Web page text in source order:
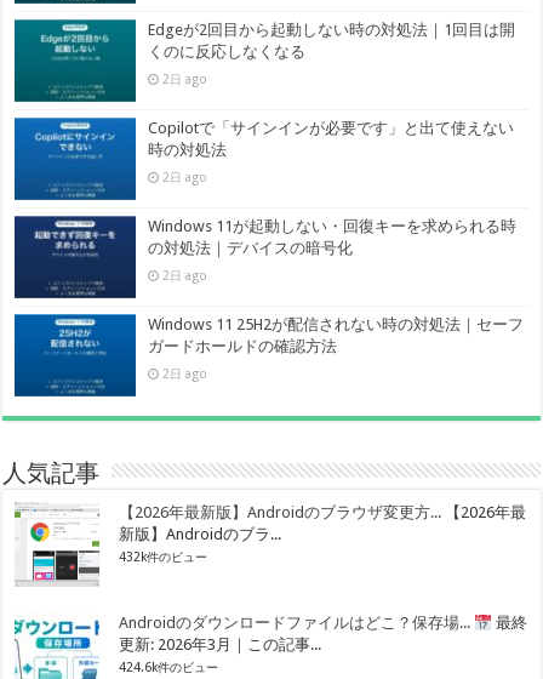
Edgeが2回目から起動しない時の対処法｜1回目は開
くのに反応しなくなる
2日 ago
Copilotで「サインインが必要です」と出て使えない
時の対処法
2日 ago
Windows 11が起動しない・回復キーを求められる時
の対処法｜デバイスの暗号化
2日 ago
Windows 11 25H2が配信されない時の対処法｜セーフ
ガードホールドの確認方法
2日 ago
人気記事
【2026年最新版】Androidのブラウザ変更方...
【2026年最
新版】Androidのブラ...
432k件のビュー
Androidのダウンロードファイルはどこ？保存場...
最終
更新: 2026年3月｜この記事...
424.6k件のビュー